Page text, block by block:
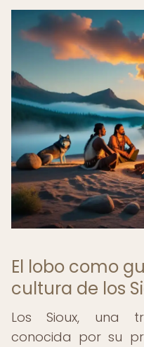
El lobo como
cultura de los
Los Sioux, una
conocida por su